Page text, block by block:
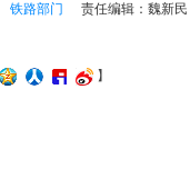
责任编辑：魏新民
铁路部门
】